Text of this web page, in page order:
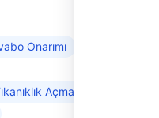
Onarımı
Açma